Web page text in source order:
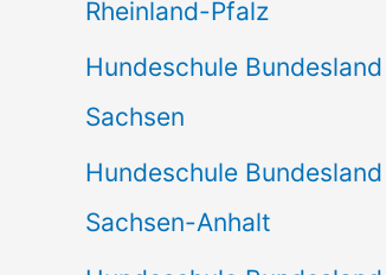
Rheinland-Pfalz
Hundeschule Bundesland
Sachsen
Hundeschule Bundesland
Sachsen-Anhalt